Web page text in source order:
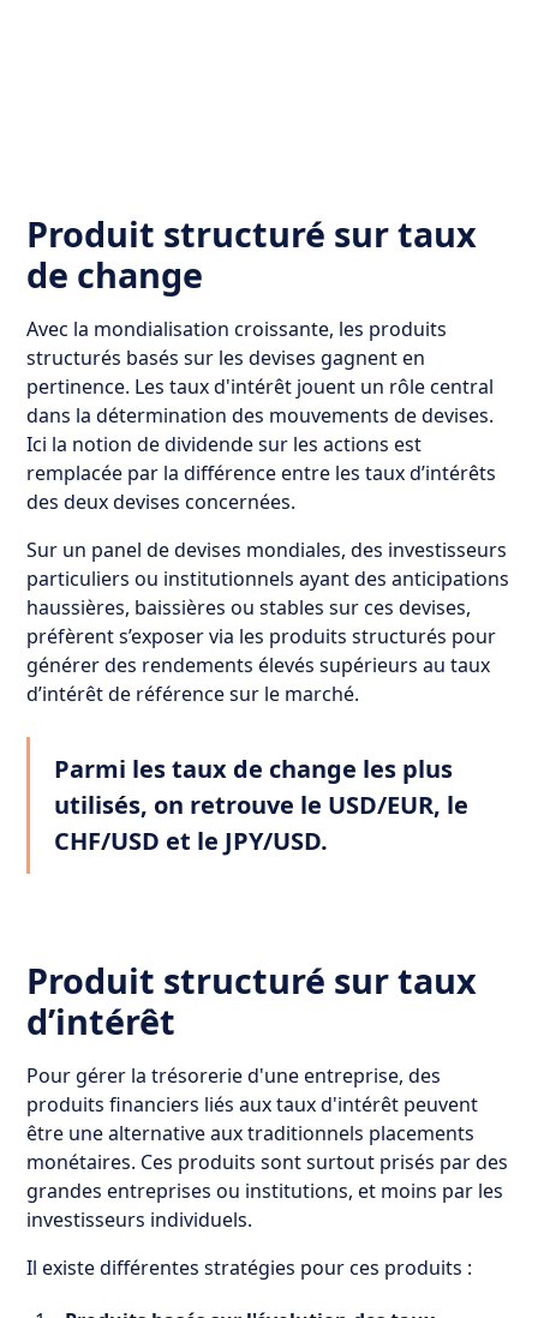
Produit structuré sur taux
de change
Avec la mondialisation croissante, les produits
structurés basés sur les devises gagnent en
pertinence. Les taux d'intérêt jouent un rôle central
dans la détermination des mouvements de devises.
Ici la notion de dividende sur les actions est
remplacée par la différence entre les taux d’intérêts
des deux devises concernées.
Sur un panel de devises mondiales, des investisseurs
particuliers ou institutionnels ayant des anticipations
haussières, baissières ou stables sur ces devises,
préfèrent s’exposer via les produits structurés pour
générer des rendements élevés supérieurs au taux
d’intérêt de référence sur le marché.
Parmi les taux de change les plus
utilisés, on retrouve le USD/EUR, le
CHF/USD et le JPY/USD.
Produit structuré sur taux
d’intérêt
Pour gérer la trésorerie d'une entreprise, des
produits financiers liés aux taux d'intérêt peuvent
être une alternative aux traditionnels placements
monétaires. Ces produits sont surtout prisés par des
grandes entreprises ou institutions, et moins par les
investisseurs individuels.
Il existe différentes stratégies pour ces produits :